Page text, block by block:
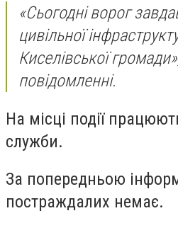
«Сьогодні ворог
цивільної
Киселівської
повідомленні.
На місці події
служби.
За попередньою
постраждалих немає.